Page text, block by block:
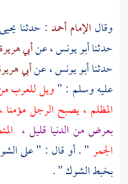
وقال الإمام أحمد : حدثنا
حدثناأبو يونس ،عنأبي هريرة
حدثناأبو يونس ،عنأبي
عليه وسلم : "ويل للعرب
المظلم ، يصبح الرجل
بعرض من الدنيا قليل ،
الجمر" . أو قال : " على
بخبط الشوك " .